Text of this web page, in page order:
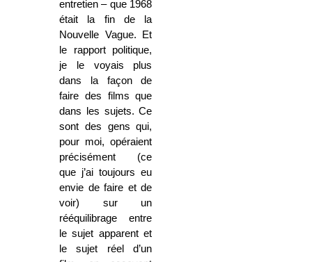
entretien – que 1968
était la fin de la
Nouvelle Vague. Et
le rapport politique,
je le voyais plus
dans la façon de
faire des films que
dans les sujets. Ce
sont des gens qui,
pour moi, opéraient
précisément (ce
que j’ai toujours eu
envie de faire et de
voir) sur un
rééquilibrage entre
le sujet apparent et
le sujet réel d’un